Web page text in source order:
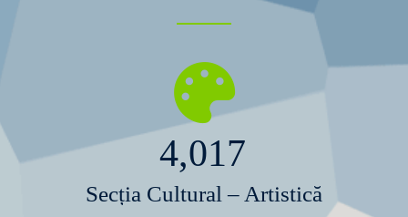
4,017
Secția Cultural – Artistică